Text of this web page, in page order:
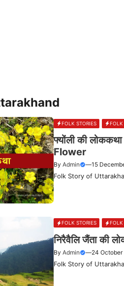
FOLK STORIES FOLK
फ्योंली की
Flower
ByAdmin —15
Folk Story of
FOLK STORIES FOLK
निरैवैलि जैंता की
ByAdmin —24
Folk Story of